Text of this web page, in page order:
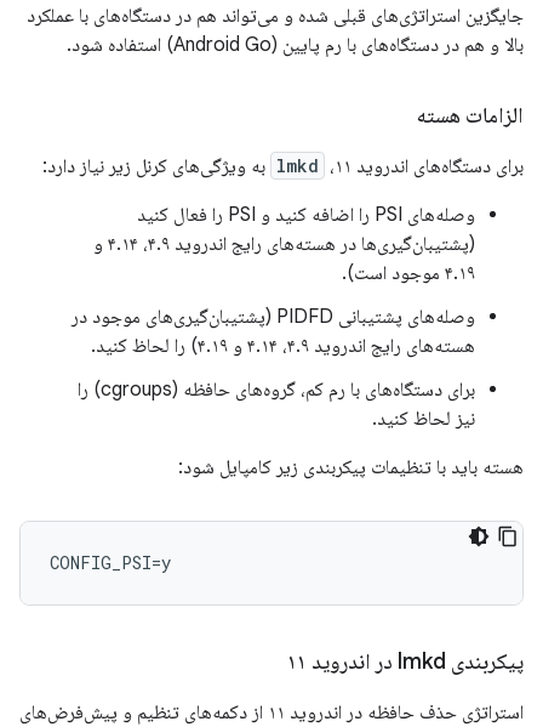
جایگزین استراتژی‌های قبلی شده و می‌تواند هم در دستگاه‌های با عملکرد
بالا و هم در دستگاه‌های با رم پایین (Android Go) استفاده شود.
الزامات هسته
برای دستگاه‌های اندروید ۱۱، lmkd به ویژگی‌های کرنل زیر نیاز دارد:
وصله‌های PSI را اضافه کنید و PSI را فعال کنید
(پشتیبان‌گیری‌ها در هسته‌های رایج اندروید ۴.۹، ۴.۱۴ و
۴.۱۹ موجود است).
وصله‌های پشتیبانی PIDFD (پشتیبان‌گیری‌های موجود در
هسته‌های رایج اندروید ۴.۹، ۴.۱۴ و ۴.۱۹) را لحاظ کنید.
برای دستگاه‌های با رم کم، گروه‌های حافظه (cgroups) را
نیز لحاظ کنید.
هسته باید با تنظیمات پیکربندی زیر کامپایل شود:
پیکربندی lmkd در اندروید ۱۱
استراتژی حذف حافظه در اندروید ۱۱ از دکمه‌های تنظیم و پیش‌فرض‌های